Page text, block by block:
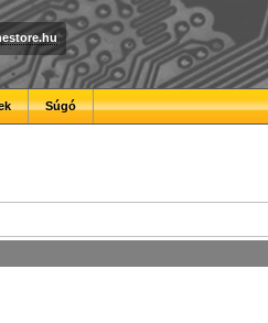
Súgó